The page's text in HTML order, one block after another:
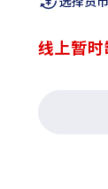
线上暂时